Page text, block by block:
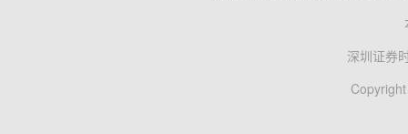
深圳证券